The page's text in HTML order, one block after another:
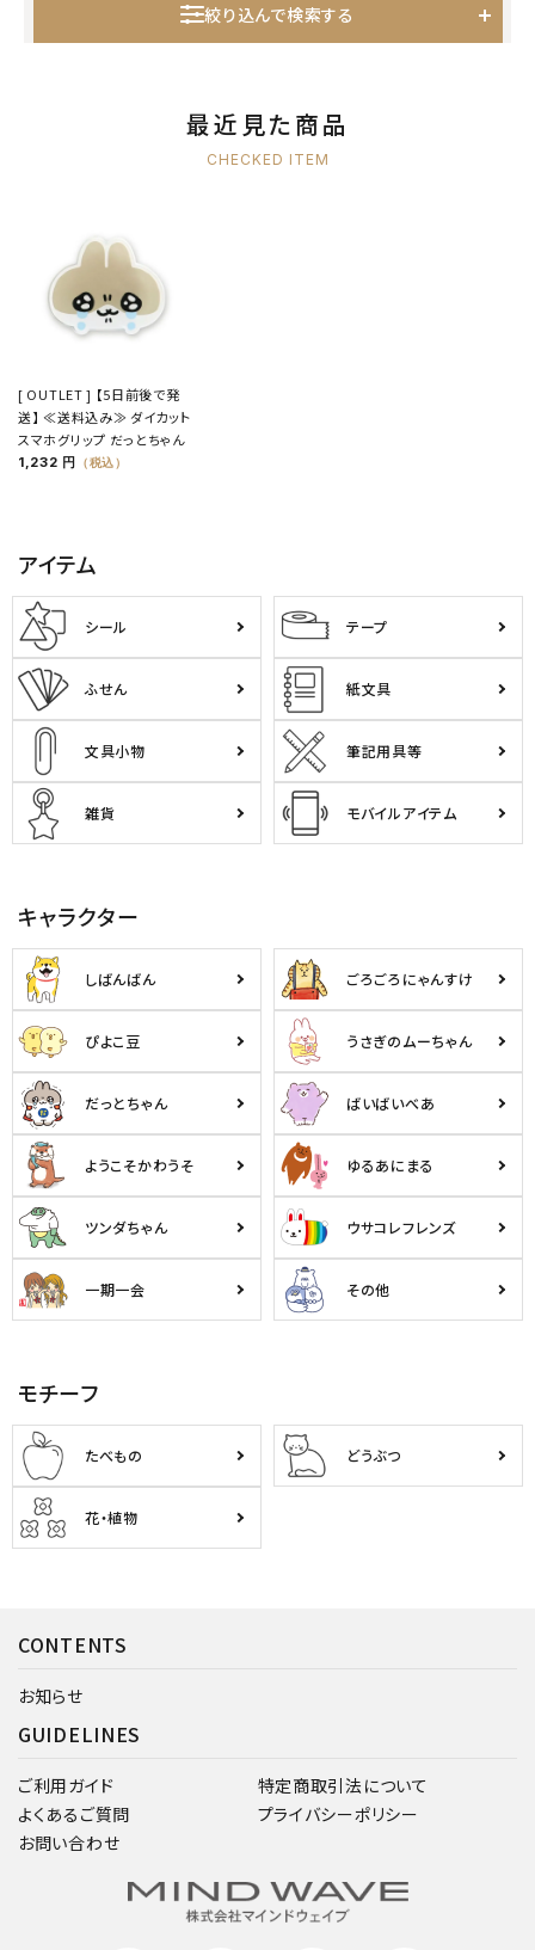
絞り込んで検索する
最近見た商品
CHECKED ITEM
[ OUTLET ] 【5日前後で発
送】 ≪送料込み≫ ダイカット
スマホグリップ だっとちゃん
1,232 円 （税込）
アイテム
シール テープ
ふせん 紙文具
文具小物 筆記用具等
雑貨 モバイルアイテム
キャラクター
しばんばん ごろごろにゃんすけ
ぴよこ豆 うさぎのムーちゃん
だっとちゃん ばいばいべあ
ようこそかわうそ ゆるあにまる
ツンダちゃん ウサコレフレンズ
一期一会 その他
モチーフ
たべもの どうぶつ
花・植物
CONTENTS
お知らせ
GUIDELINES
ご利用ガイド
よくあるご質問
お問い合わせ
特定商取引法について
プライバシーポリシー